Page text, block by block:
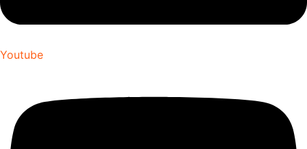
Youtube